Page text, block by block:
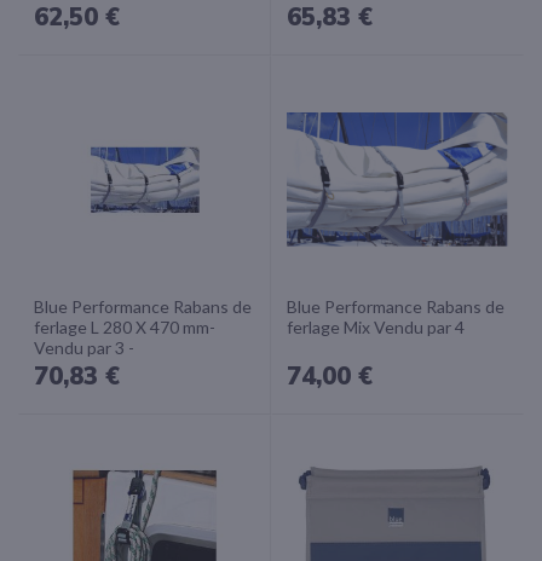
62,50 € 65,83 €
Blue Performance Rabans de
ferlage L 280 X 470 mm-
Vendu par 3 -
70,83 €
Blue Performance Rabans de
ferlage Mix Vendu par 4
74,00 €